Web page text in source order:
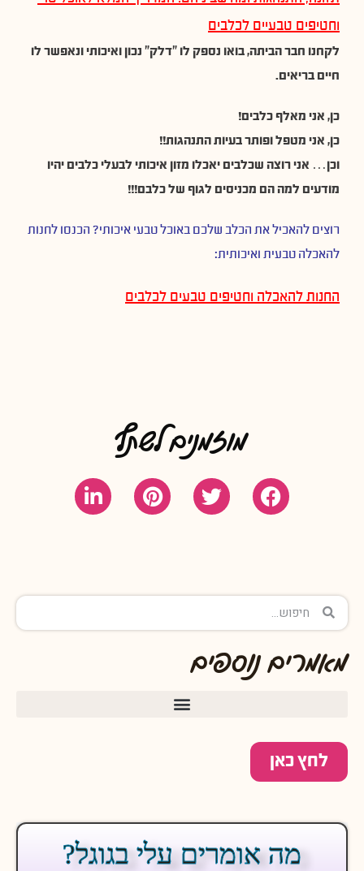
וחטיפים טבעיים לכלבים
לקחנו חבר הביתה, בואו נספק לו ״דלק״ נכון ואיכותי ונאפשר לו
חיים בריאים.
כן, אני מאלף כלבים!
כן, אני מטפל ופותר בעיות התנהגות!!
וכן… אני רוצה שכלבים יאכלו מזון איכותי לבעלי כלבים יהיו
מודעים למה הם מכניסים לגוף של כלבם!!!
רוצים להאכיל את הכלב שלכם באוכל טבעי איכותי? הכנסו לחנות
להאכלה טבעית ואיכותית:
החנות להאכלה וחטיפים טבעים לכלבים
מוזמנים לשתף
מאמרים נוספים
לחץ כאן
מה אומרים עלי בגוגל?